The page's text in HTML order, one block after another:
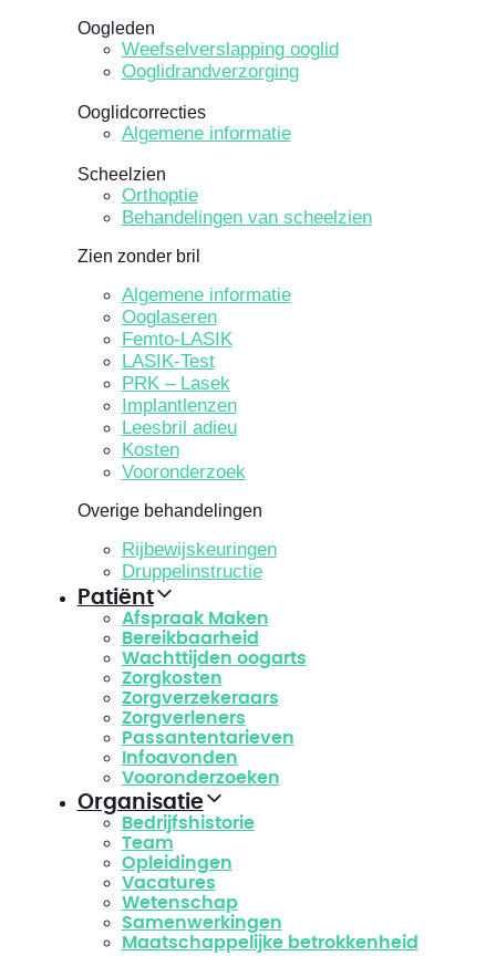
Oogleden
Weefselverslapping ooglid
Ooglidrandverzorging
Ooglidcorrecties
Algemene informatie
Scheelzien
Orthoptie
Behandelingen van scheelzien
Zien zonder bril
Algemene informatie
Ooglaseren
Femto-LASIK
LASIK-Test
PRK – Lasek
Implantlenzen
Leesbril adieu
Kosten
Vooronderzoek
Overige behandelingen
Rijbewijskeuringen
Druppelinstructie
Patiënt
Afspraak Maken
Bereikbaarheid
Wachttijden oogarts
Zorgkosten
Zorgverzekeraars
Zorgverleners
Passantentarieven
Infoavonden
Vooronderzoeken
Organisatie
Bedrijfshistorie
Team
Opleidingen
Vacatures
Wetenschap
Samenwerkingen
Maatschappelijke betrokkenheid